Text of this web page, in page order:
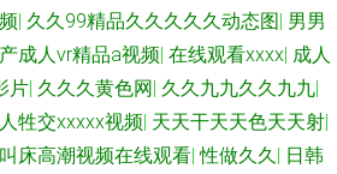
| 久久99精品久久久久久动态图| 男男
成人vr精品a视频| 在线观看xxxx| 成人
片| 久久久黄色网| 久久九九久久九九|
牲交xxxxx视频| 天天干天天色天天射|
床高潮视频在线观看|性做久久| 日韩